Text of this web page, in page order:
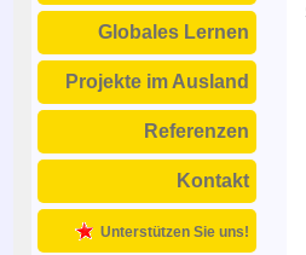
Globales Lernen
Projekte im Ausland
Referenzen
Kontakt
Unterstützen Sie uns!